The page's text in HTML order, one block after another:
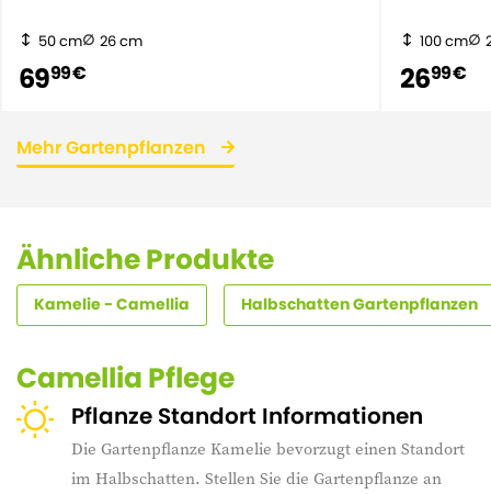
50 cm 26 cm
6999 €
100 cm
2699 €
Mehr Gartenpflanzen
Ähnliche Produkte
Kamelie - Camellia Halbschatten Gartenpflanzen
Camellia Pflege
Pflanze Standort Informationen
Die Gartenpflanze Kamelie bevorzugt einen Standort
im Halbschatten. Stellen Sie die Gartenpflanze an